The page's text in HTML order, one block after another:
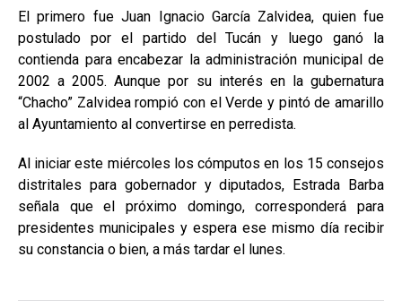
El primero fue Juan Ignacio García Zalvidea, quien fue
postulado por el partido del Tucán y luego ganó la
contienda para encabezar la administración municipal de
2002 a 2005. Aunque por su interés en la gubernatura
“Chacho” Zalvidea rompió con el Verde y pintó de amarillo
al Ayuntamiento al convertirse en perredista.
Al iniciar este miércoles los cómputos en los 15 consejos
distritales para gobernador y diputados, Estrada Barba
señala que el próximo domingo, corresponderá para
presidentes municipales y espera ese mismo día recibir
su constancia o bien, a más tardar el lunes.